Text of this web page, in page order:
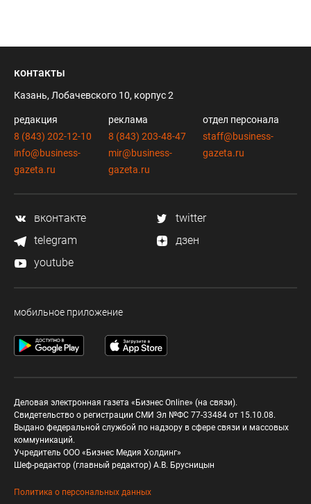
контакты
Казань, Лобачевского 10, корпус 2
редакция
8 (843) 202-12-10
info@business-
gazeta.ru
реклама
8 (843) 203-48-47
mir@business-
gazeta.ru
отдел персонала
staff@business-
gazeta.ru
вконтакте
twitter
telegram
дзен
youtube
мобильное приложение
Деловая электронная газета «Бизнес Online» (на связи).
Свидетельство о регистрации СМИ Эл №ФС 77-33484 от 15.10.08.
Выдано федеральной службой по надзору в сфере связи и массовых
коммуникаций.
Учредитель ООО «Бизнес Медия Холдинг»
Шеф-редактор (главный редактор) А.В. Брусницын
Политика о персональных данных